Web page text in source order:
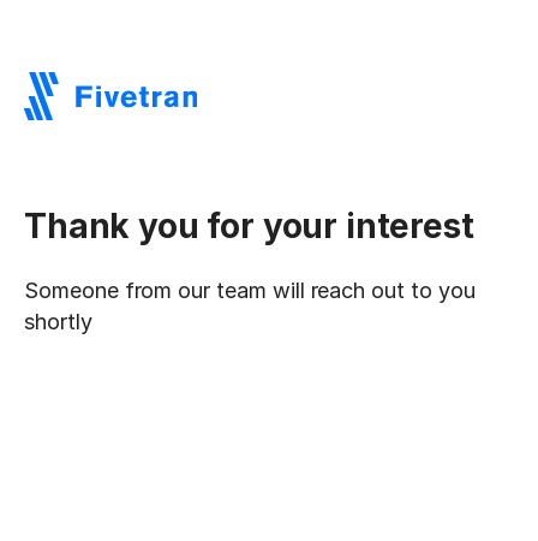
Thank you for your interest
Someone from our team will reach out to you
shortly